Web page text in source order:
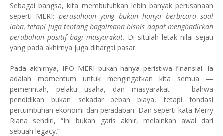
Sebagai bangsa, kita membutuhkan lebih banyak perusahaan
seperti MERI: perusahaan yang bukan hanya berbicara soal
laba, tetapi juga tentang bagaimana bisnis dapat menghadirkan
perubahan positif bagi masyarakat. Di situlah letak nilai sejati
yang pada akhirnya juga dihargai pasar.
Pada akhirnya, IPO MERI bukan hanya peristiwa finansial. Ia
adalah momentum untuk mengingatkan kita semua —
pemerintah, pelaku usaha, dan masyarakat — bahwa
pendidikan bukan sekadar beban biaya, tetapi fondasi
pertumbuhan ekonomi dan peradaban. Dan seperti kata Merry
Riana sendiri, “Ini bukan garis akhir, melainkan awal dari
sebuah legacy.”